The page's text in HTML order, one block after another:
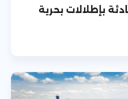
بإطلالات بحرية